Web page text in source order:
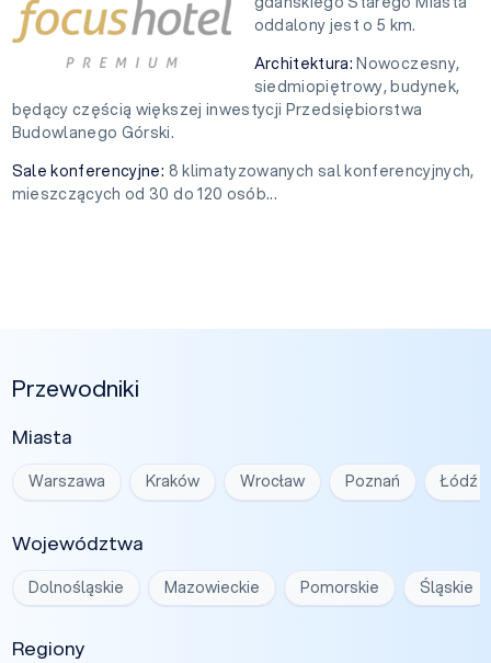
oddalony jest o 5 km.
Architektura:Nowoczesny,
siedmiopiętrowy, budynek,
będący częścią większej inwestycji Przedsiębiorstwa
Budowlanego Górski.
Sale konferencyjne: 8 klimatyzowanych sal konferencyjnych,
mieszczących od 30 do 120 osób...
Przewodniki
Miasta
Warszawa Kraków Wrocław Poznań Łódź
Województwa
Dolnośląskie Mazowieckie Pomorskie Śląskie
Regiony